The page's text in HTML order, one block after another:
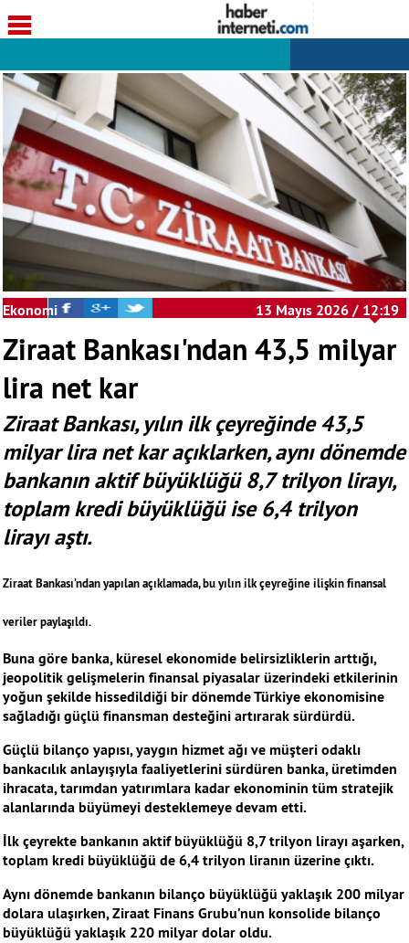
Ekonomi 13 Mayıs 2026 / 12:19
Ziraat Bankası'ndan 43,5 milyar
lira net kar
Ziraat Bankası, yılın ilk çeyreğinde 43,5
milyar lira net kar açıklarken, aynı dönemde
bankanın aktif büyüklüğü 8,7 trilyon lirayı,
toplam kredi büyüklüğü ise 6,4 trilyon
lirayı aştı.
Ziraat Bankası’ndan yapılan açıklamada, bu yılın ilk çeyreğine ilişkin finansal
veriler paylaşıldı.
Buna göre banka, küresel ekonomide belirsizliklerin arttığı,
jeopolitik gelişmelerin finansal piyasalar üzerindeki etkilerinin
yoğun şekilde hissedildiği bir dönemde Türkiye ekonomisine
sağladığı güçlü finansman desteğini artırarak sürdürdü.
Güçlü bilanço yapısı, yaygın hizmet ağı ve müşteri odaklı
bankacılık anlayışıyla faaliyetlerini sürdüren banka, üretimden
ihracata, tarımdan yatırımlara kadar ekonominin tüm stratejik
alanlarında büyümeyi desteklemeye devam etti.
İlk çeyrekte bankanın aktif büyüklüğü 8,7 trilyon lirayı aşarken,
toplam kredi büyüklüğü de 6,4 trilyon liranın üzerine çıktı.
Aynı dönemde bankanın bilanço büyüklüğü yaklaşık 200 milyar
dolara ulaşırken, Ziraat Finans Grubu’nun konsolide bilanço
büyüklüğü yaklaşık 220 milyar dolar oldu.